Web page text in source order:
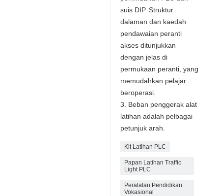
suis DIP. Struktur
dalaman dan kaedah
pendawaian peranti
akses ditunjukkan
dengan jelas di
permukaan peranti, yang
memudahkan pelajar
beroperasi.
3. Beban penggerak alat
latihan adalah pelbagai
petunjuk arah.
Kit Latihan PLC
Papan Latihan Traffic
Light PLC
Peralatan Pendidikan
Vokasional